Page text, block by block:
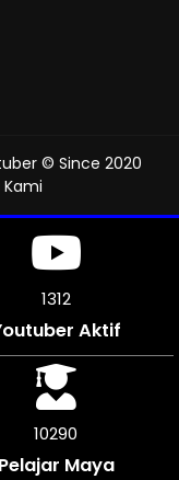
© Since 2020
1312
Aktif
10290
Pelajar Maya